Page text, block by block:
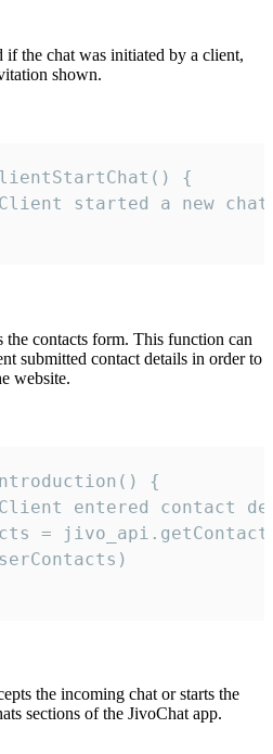
the chat was initiated by a client,
shown.
{
started a new
contacts form. This function can
submitted contact details in order to
website.
{
entered contact
=
the incoming chat or starts the
sections of the JivoChat app.